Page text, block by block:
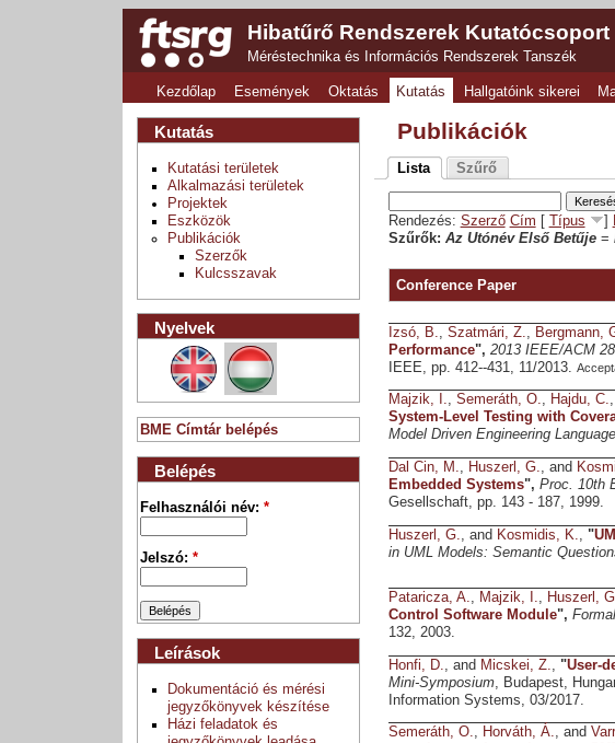
Hibatűrő Rendszerek Kutatócsoport
Méréstechnika és Információs Rendszerek Tanszék
Kezdőlap Események Oktatás Kutatás Hallgatóink sikerei
Publikációk
Lista Szűrő
Rendezés: Szerző Cím Típus
Szűrők: Az Utónév Első Betűje=
Conference Paper
Izsó, B. Szatmári, Z. Bergmann,
Performance", 2013 IEEE/ACM
IEEE, pp. 412--431, 11/2013.
Majzik, I., Semeráth, O., Hajdu, C.,
System-Level Testing with
Model Driven Engineering
Dal Cin, M., Huszerl, G., and
Embedded Systems", Proc. 10th
Gesellschaft, pp. 143 - 187, 1999.
Huszerl, G. , and Kosmidis, K. "
in UML Models: Semantic
Pataricza, A., Majzik, I., Huszerl,
Control Software Module",
132, 2003.
Honfi, D., and Micskei, Z., "User-
Mini-Symposium, Budapest,
Information Systems, 03/2017.
Semeráth, O., Horváth, Á., and
Kutatás
Kutatási területek
Alkalmazási területek
Projektek
Eszközök
Publikációk
Szerzők
Kulcsszavak
Nyelvek
BME Címtár belépés
Belépés
Felhasználói név:*
Jelszó:*
Leírások
Dokumentáció és mérési
jegyzőkönyvek készítése
Házi feladatok és